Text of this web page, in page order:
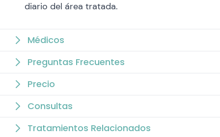
diario del área tratada.
Médicos
Preguntas Frecuentes
Precio
Consultas
Tratamientos Relacionados